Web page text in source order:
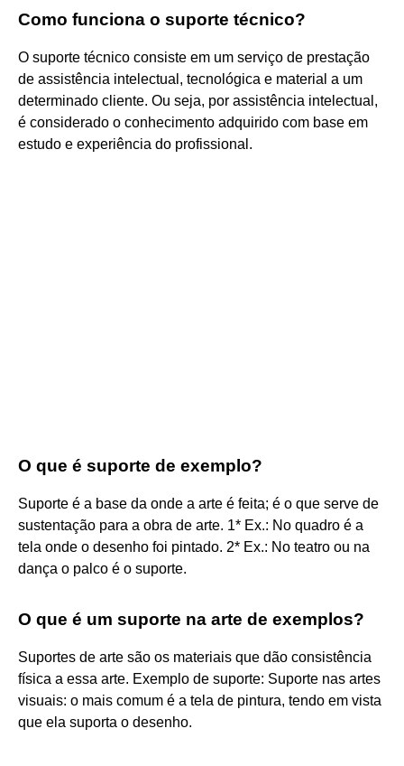
Como funciona o suporte técnico?
O suporte técnico consiste em um serviço de prestação
de assistência intelectual, tecnológica e material a um
determinado cliente. Ou seja, por assistência intelectual,
é considerado o conhecimento adquirido com base em
estudo e experiência do profissional.
O que é suporte de exemplo?
Suporte é a base da onde a arte é feita; é o que serve de
sustentação para a obra de arte. 1* Ex.: No quadro é a
tela onde o desenho foi pintado. 2* Ex.: No teatro ou na
dança o palco é o suporte.
O que é um suporte na arte de exemplos?
Suportes de arte são os materiais que dão consistência
física a essa arte. Exemplo de suporte: Suporte nas artes
visuais: o mais comum é a tela de pintura, tendo em vista
que ela suporta o desenho.